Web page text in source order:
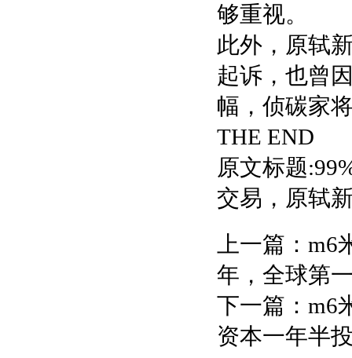
够重视。
此外，原轼
起诉，也曾
幅，侦碳家
THE END
原文标题
交易，原轼
上一篇： m6
年，全球第
下一篇： m6
资本一年半